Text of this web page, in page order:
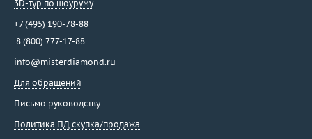
3D-тур по шоуруму
+7 (495) 190-78-88
8 (800) 777-17-88
info@misterdiamond.ru
Для обращений
Письмо руководству
Политика ПД скупка/продажа